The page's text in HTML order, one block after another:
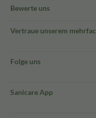
Bewerte uns
Vertraue unserem
Folge uns
Sanicare App